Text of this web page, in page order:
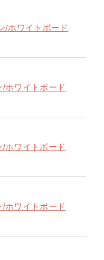
/ホワイトボード
ホワイトボード
ホワイトボード
ホワイトボード